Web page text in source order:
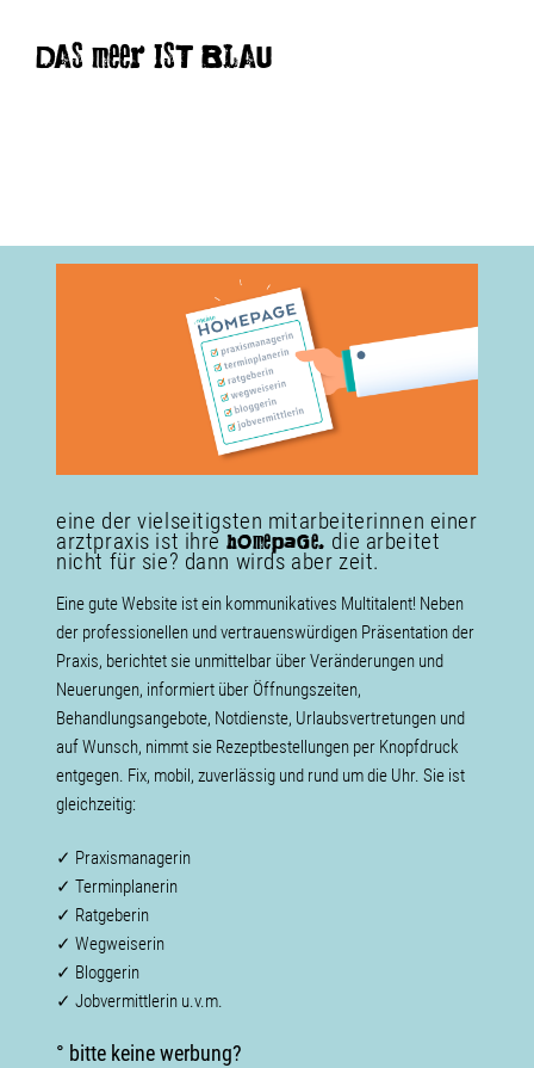
DAS meer IST BLAU
eine der vielseitigsten mitarbeiterinnen einer
arztpraxis ist ihre hOmepaGe. die arbeitet
nicht für sie? dann wirds aber zeit.
Eine gute Website ist ein kommunikatives Multitalent! Neben
der professionellen und vertrauenswürdigen Präsentation der
Praxis, berichtet sie unmittelbar über Veränderungen und
Neuerungen, informiert über Öffnungszeiten,
Behandlungsangebote, Notdienste, Urlaubsvertretungen und
auf Wunsch, nimmt sie Rezeptbestellungen per Knopfdruck
entgegen. Fix, mobil, zuverlässig und rund um die Uhr. Sie ist
gleichzeitig:
✓ Praxismanagerin
✓ Terminplanerin
✓ Ratgeberin
✓ Wegweiserin
✓ Bloggerin
✓ Jobvermittlerin u.v.m.
° bitte keine werbung?